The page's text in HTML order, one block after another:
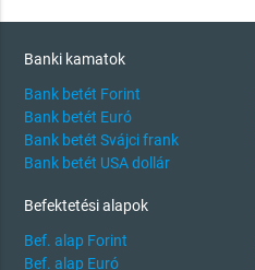
Banki kamatok
Bank betét Forint
Bank betét Euró
Bank betét Svájci frank
Bank betét USA dollár
Befektetési alapok
Bef. alap Forint
Bef. alap Euró